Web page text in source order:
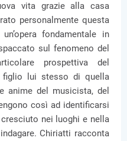
vita grazie alla casa
personalmente questa
fondamentale in
sul fenomeno del
prospettiva del
figlio lui stesso di quella
anime del musicista, del
così ad identificarsi
nei luoghi e nella
Chiriatti racconta